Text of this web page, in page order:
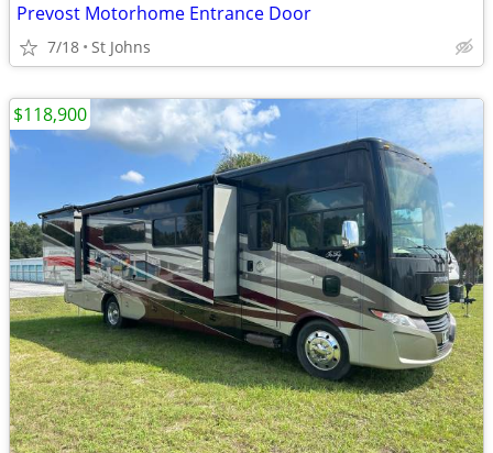
Prevost Motorhome Entrance Door
7/18 St Johns
$118,900